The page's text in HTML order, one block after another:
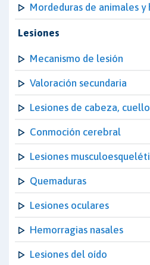
Mordeduras de animales y
Lesiones
Mecanismo de lesión
Valoración secundaria
Lesiones de cabeza,
Conmoción cerebral
Lesiones
Quemaduras
Lesiones oculares
Hemorragias nasales
Lesiones del oído